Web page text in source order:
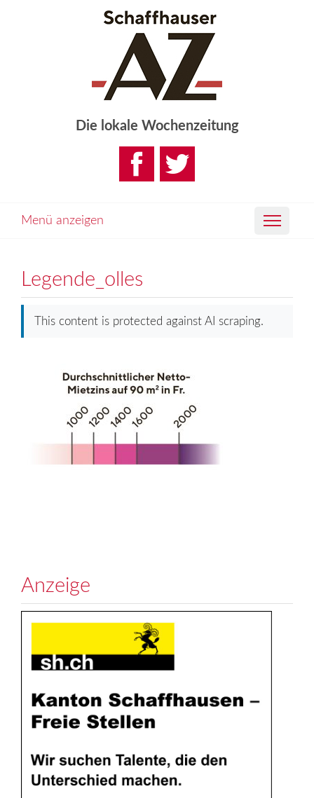
Die lokale Wochenzeitung
Menü anzeigen
Legende_olles
This content is protected against AI scraping.
Anzeige